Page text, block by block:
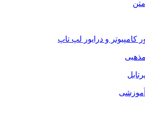
کامپیوتر و درایور لپ تاپ
آموزشی